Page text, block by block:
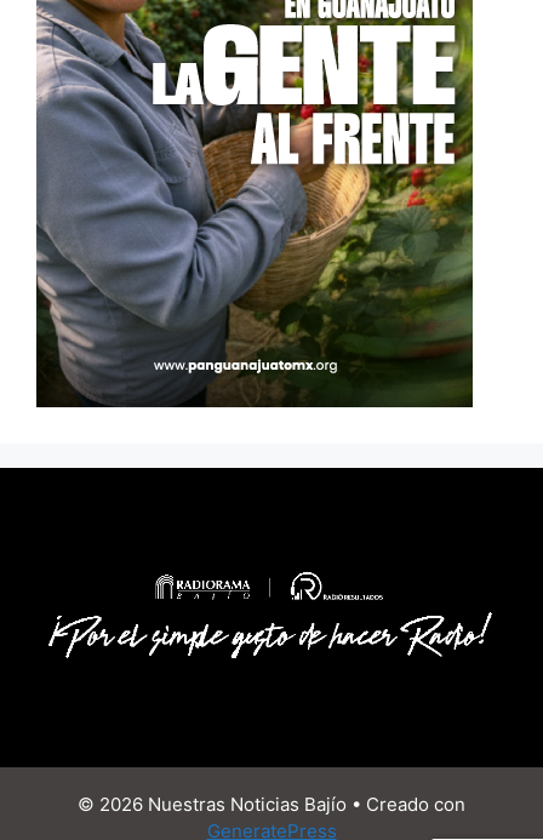
© 2026 Nuestras Noticias Bajío • Creado con
GeneratePress